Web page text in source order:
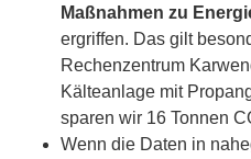
Maßnahmen zu
ergriffen. Das gilt
Rechenzentrum
Kälteanlage mit
sparen wir 16 Tonnen
Wenn die Daten in